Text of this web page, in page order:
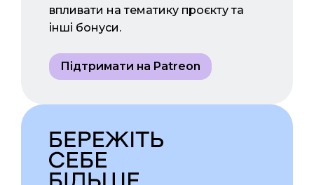
впливати на тематику проєкту та
інші бонуси.
Підтримати на Patreon